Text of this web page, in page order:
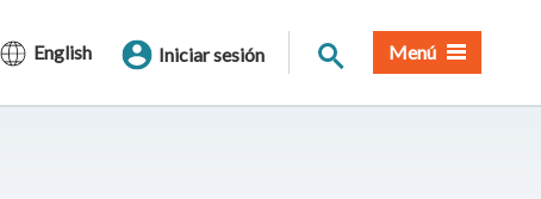
English Iniciar sesión Buscar en el sitio
Menú